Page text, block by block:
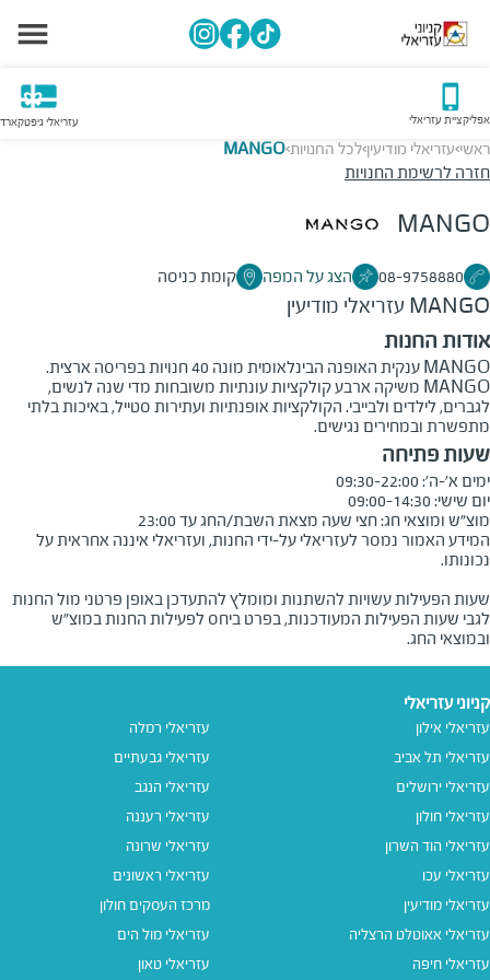
אפליקציית עזריאלי עזריאלי גיפטקארד
ראשי>עזריאלי מודיעין>לכל החנויות>
MANGO
חזרה לרשימת החנויות
MANGO
08-9758880 הצג על המפה קומת כניסה
MANGO עזריאלי מודיעין
אודות החנות
MANGO ענקית האופנה הבינלאומית מונה 40 חנויות בפריסה ארצית.
MANGO משיקה ארבע קולקציות עונתיות משובחות מדי שנה לנשים,
לגברים, לילדים ולבייבי. הקולקציות אופנתיות ועתירות סטייל, באיכות בלתי
מתפשרת ובמחירים נגישים.
שעות פתיחה
מוצ"ש ומוצאי חג: חצי שעה מצאת השבת/החג עד 23:00
המידע האמור נמסר לעזריאלי על-ידי החנות, ועזריאלי איננה אחראית על
שעות הפעילות עשויות להשתנות ומומלץ להתעדכן באופן פרטני מול החנות
לגבי שעות הפעילות המעודכנות, בפרט ביחס לפעילות החנות במוצ"ש
ובמוצאי החג.
קניוני עזריאלי
עזריאלי אילון
עזריאלי תל אביב
עזריאלי ירושלים
עזריאלי חולון
עזריאלי הוד השרון
עזריאלי עכו
עזריאלי מודיעין
עזריאלי אאוטלט הרצליה
עזריאלי חיפה
עזריאלי רמלה
עזריאלי גבעתיים
עזריאלי הנגב
עזריאלי רעננה
עזריאלי שרונה
עזריאלי ראשונים
מרכז העסקים חולון
עזריאלי מול הים
עזריאלי טאון